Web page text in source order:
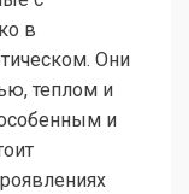
в
Они
теплом и
и